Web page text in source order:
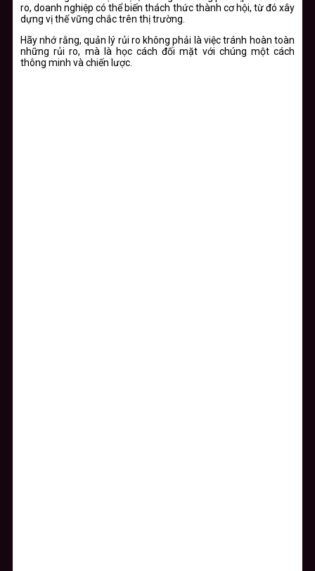
ro, doanh nghiệp có thể biến thách thức thành cơ hội, từ đó xây
dựng vị thế vững chắc trên thị trường.
Hãy nhớ rằng, quản lý rủi ro không phải là việc tránh hoàn toàn
những rủi ro, mà là học cách đối mặt với chúng một cách
thông minh và chiến lược.